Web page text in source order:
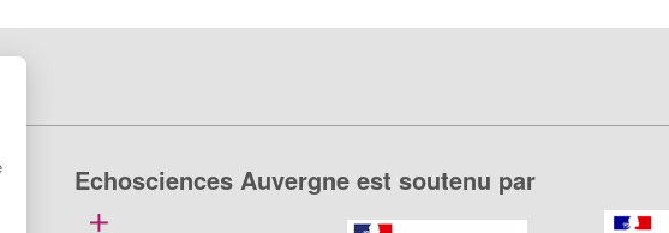
Echosciences Auvergne est soutenu par